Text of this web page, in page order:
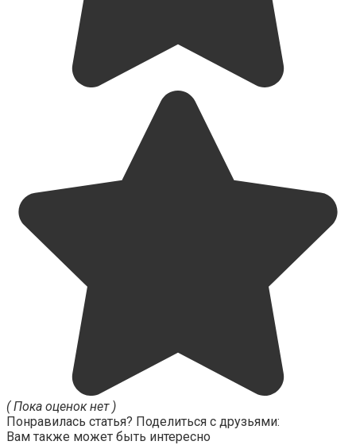
( Пока оценок нет )
Понравилась статья? Поделиться с друзьями:
Вам также может быть интересно